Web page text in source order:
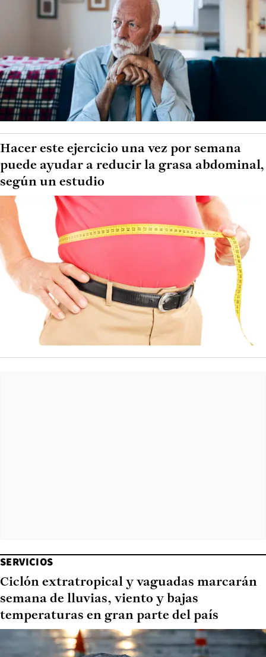
Hacer este ejercicio una vez por semana
puede ayudar a reducir la grasa abdominal,
según un estudio
SERVICIOS
Ciclón extratropical y vaguadas marcarán
semana de lluvias, viento y bajas
temperaturas en gran parte del país